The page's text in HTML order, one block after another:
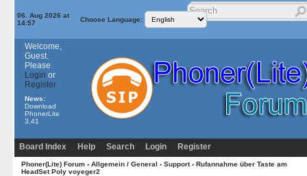
06. Aug 2026 at
14:57
Choose Language:
Welcome,
Guest.
Please
Login or
Register
News:
Download
PhonerLite
3.41
Board Index Help Search Login Register
Phoner(Lite) Forum› Allgemein / General › Support› Rufannahme über Taste am
HeadSet Poly voyeger2